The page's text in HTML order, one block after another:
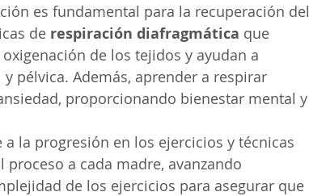
es fundamental para la recuperación del
de respiración diafragmática que
de los tejidos y ayudan a
pélvica. Además, aprender a respirar
proporcionando bienestar mental y
la progresión en los ejercicios y técnicas
a cada madre, avanzando
de los ejercicios para asegurar que